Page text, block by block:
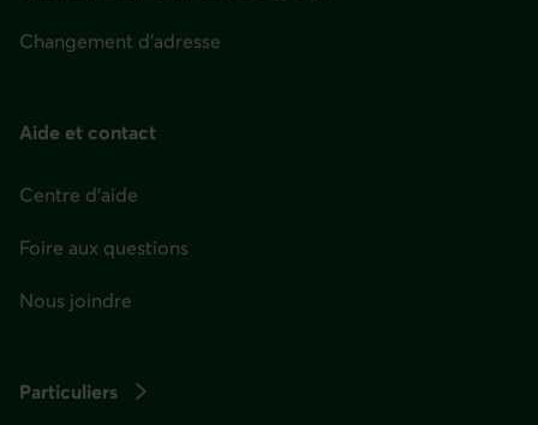
Changement d'adresse
Aide et contact
Centre d'aide
Foire aux questions
Nous joindre
Particuliers